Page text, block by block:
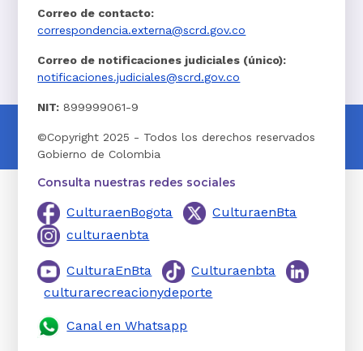
Correo de contacto:
correspondencia.externa@scrd.gov.co
Correo de notificaciones judiciales (único):
notificaciones.judiciales@scrd.gov.co
NIT: 899999061-9
©Copyright 2025 - Todos los derechos reservados
Gobierno de Colombia
Consulta nuestras redes sociales
CulturaenBogota
CulturaenBta
culturaenbta
CulturaEnBta
Culturaenbta
culturarecreacionydeporte
Canal en Whatsapp